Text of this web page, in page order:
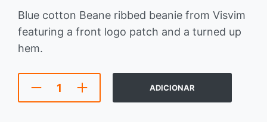
Blue cotton Beane ribbed beanie from Visvim
featuring a front logo patch and a turned up
hem.
ADICIONAR